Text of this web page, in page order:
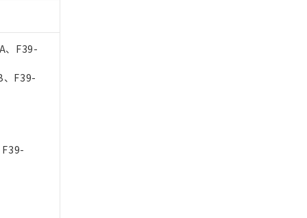
、F39-
、F39-